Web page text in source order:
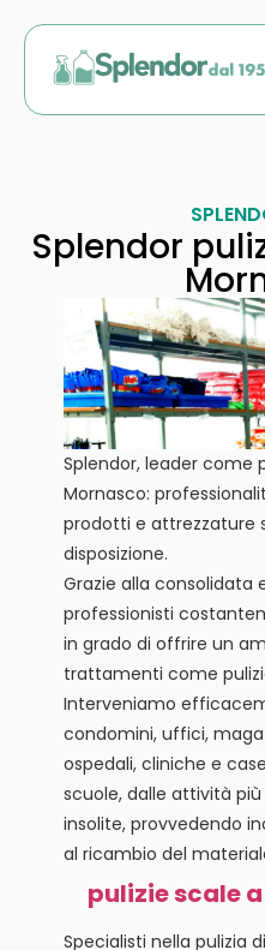
Splendor
Splendor, leader come
Mornasco:
prodotti e attrezzature
disposizione.
Grazie alla consolidata
professionisti
in grado di offrire un
trattamenti come
Interveniamo
condomini, uffici,
ospedali, cliniche e
scuole, dalle attività
insolite, provvedendo
al ricambio del
pulizie scale
Specialisti nella pulizia